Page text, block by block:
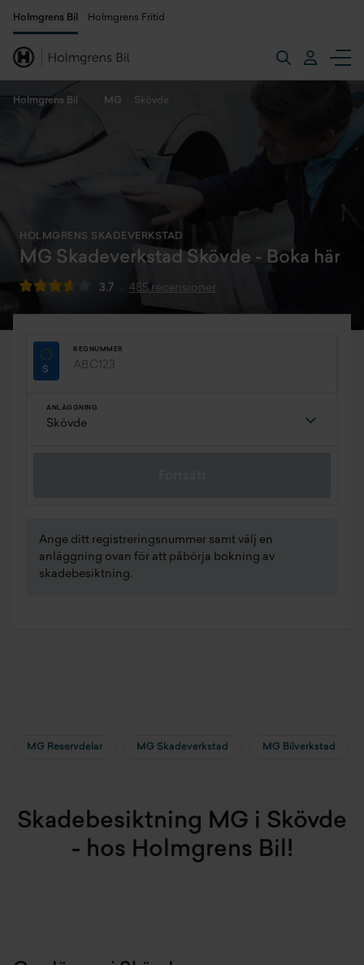
Holmgrens Bil Holmgrens Fritid
Holmgrens Bil MG Skövde
HOLMGRENS SKADEVERKSTAD
MG Skadeverkstad Skövde - Boka här
3.7 485 recensioner
REGNUMMER
ANLÄGGNING
Ange ditt registreringsnummer samt välj en
anläggning ovan för att påbörja bokning av
skadebesiktning.
MG Reservdelar MG Skadeverkstad MG Bilverkstad
Skadebesiktning MG i Skövde
- hos Holmgrens Bil!